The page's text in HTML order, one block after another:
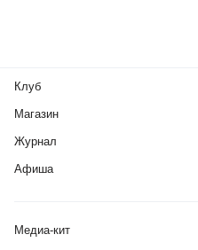
Клуб
Магазин
Журнал
Афиша
Медиа-кит